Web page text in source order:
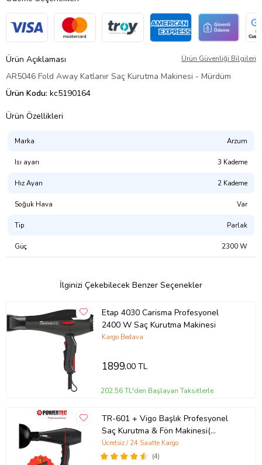
Ürün Açıklaması Ürün Güvenliği Bilgileri
AR5046 Fold Away Katlanır Saç Kurutma Makinesi - Mürdüm
Ürün Kodu: kc5190164
Ürün Özellikleri
Marka Arzum
Isı ayarı 3 Kademe
Hız Ayarı 2 Kademe
Soğuk Hava Var
Tip Parlak
Güç 2300 W
İlginizi Çekebilecek Benzer Seçenekler
Etap 4030 Carisma Profesyonel
2400 W Saç Kurutma Makinesi
Kargo Bedava
1899,00 TL
202,56 TL'den Başlayan Taksitlerle
TR-601 + Vigo Başlık Profesyonel
Saç Kurutma & Fön Makinesi(
Kuaförlerin Tercihi)
(4)
Ücretsiz / 24 Saatte Kargo